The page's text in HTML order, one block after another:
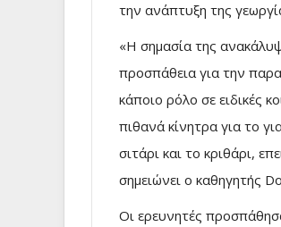
την ανάπτυξη της
«Η σημασία της
προσπάθεια για την
κάποιο ρόλο σε ειδικές
πιθανά κίνητρα για το
σιτάρι και το κριθάρι,
σημειώνει ο καθηγητής
Οι ερευνητές